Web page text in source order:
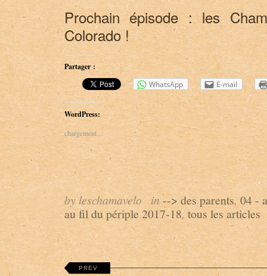
Prochain épisode : les
Colorado !
Partager :
WhatsApp
E-mail
WordPress:
chargement…
by leschamavelo in--> des parents, 04 -
au fil du périple 2017-18, tous les articles
PREV